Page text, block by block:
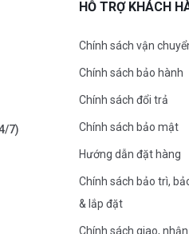
- THANH
7)
HỖ TRỢ KHÁCH
Chính sách vận
Chính sách bảo hành
Chính sách đổi trả
Chính sách bảo mật
Hướng dẫn đặt hàng
Chính sách bảo trì,
& lắp đặt
Chính sách giao,